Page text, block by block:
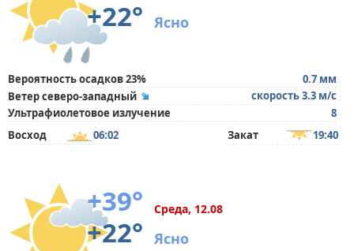
+22°
Ясно
Вероятность осадков 23%
0.7 мм
Ветер северо-западный
скорость 3.3 м/с
Ультрафиолетовое излучение
8
Восход
06:02 Закат 19:40
+39°
+22°
Среда, 12.08
Ясно